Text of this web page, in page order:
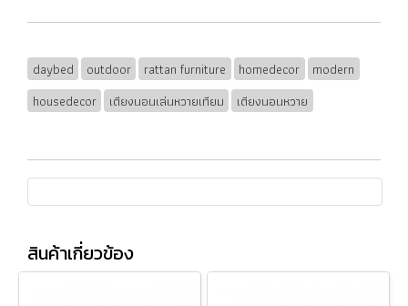
daybed outdoor rattan furniture homedecor
modern
housedecor
เตียงนอนเล่นหวายเทียม เตียงนอนหวาย
สินค้าเกี่ยวข้อง